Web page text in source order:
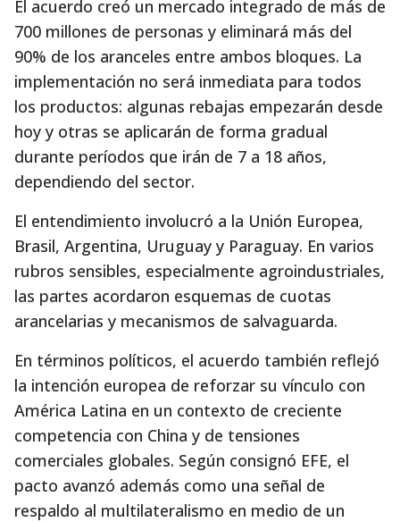
El acuerdo creó un mercado integrado de más de
700 millones de personas y eliminará más del
90% de los aranceles entre ambos bloques. La
implementación no será inmediata para todos
los productos: algunas rebajas empezarán desde
hoy y otras se aplicarán de forma gradual
durante períodos que irán de 7 a 18 años,
dependiendo del sector.
El entendimiento involucró a la Unión Europea,
Brasil, Argentina, Uruguay y Paraguay. En varios
rubros sensibles, especialmente agroindustriales,
las partes acordaron esquemas de cuotas
arancelarias y mecanismos de salvaguarda.
En términos políticos, el acuerdo también reflejó
la intención europea de reforzar su vínculo con
América Latina en un contexto de creciente
competencia con China y de tensiones
comerciales globales. Según consignó EFE, el
pacto avanzó además como una señal de
respaldo al multilateralismo en medio de un